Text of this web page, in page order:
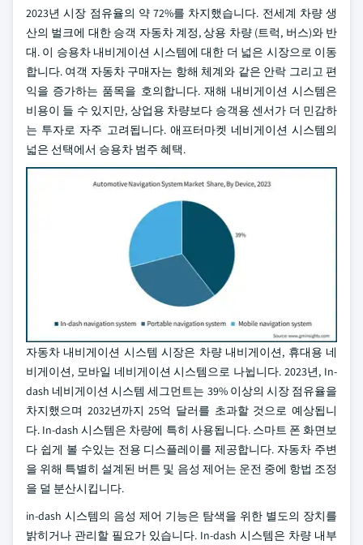
2023년 시장 점유율의 약 72%를 차지했습니다. 전세계 차량 생
산의 벌크에 대한 승객 자동차 계정, 상용 차량 (트럭, 버스)와 반
대. 이 승용차 내비게이션 시스템에 대한 더 넓은 시장으로 이동
합니다. 여객 자동차 구매자는 항해 체계와 같은 안락 그리고 편
익을 증가하는 품목을 호의합니다. 재해 내비게이션 시스템은
비용이 들 수 있지만, 상업용 차량보다 승객용 센서가 더 민감하
는 투자로 자주 고려됩니다. 애프터마켓 네비게이션 시스템의
넓은 선택에서 승용차 범주 혜택.
자동차 내비게이션 시스템 시장은 차량 내비게이션, 휴대용 네
비게이션, 모바일 네비게이션 시스템으로 나뉩니다. 2023년, In-
dash 네비게이션 시스템 세그먼트는 39% 이상의 시장 점유율을
차지했으며 2032년까지 25억 달러를 초과할 것으로 예상됩니
다. In-dash 시스템은 차량에 특히 사용됩니다. 스마트 폰 화면보
다 쉽게 볼 수있는 전용 디스플레이를 제공합니다. 자동차 주변
을 위해 특별히 설계된 버튼 및 음성 제어는 운전 중에 항법 조정
을 덜 분산시킵니다.
in-dash 시스템의 음성 제어 기능은 탐색을 위한 별도의 장치를
밝히거나 관리할 필요가 있습니다. In-dash 시스템은 차량 내부